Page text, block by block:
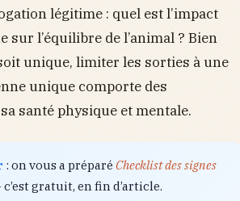
légitime : quel est l’impact
sur l’équilibre de l’animal ? Bien
unique, limiter les sorties à une
unique comporte des
santé physique et mentale.
: on vous a préparé Checklist des signes
gratuit, en fin d’article.